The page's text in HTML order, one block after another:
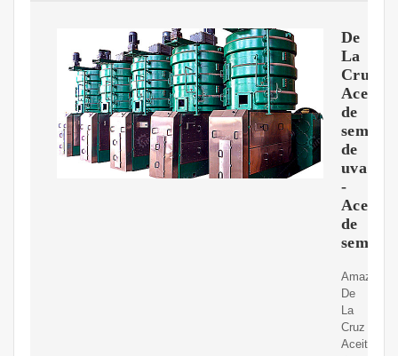
De
La
Cruz
Aceite
de
semilla
de
uva
-
Aceite
de
semilla
De
La
Cruz
Aceite